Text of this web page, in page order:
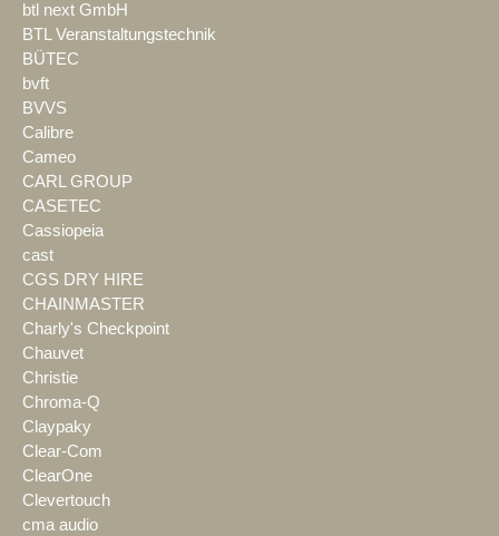
btl next GmbH
BTL Veranstaltungstechnik
BÜTEC
bvft
BVVS
Calibre
Cameo
CARL GROUP
CASETEC
Cassiopeia
cast
CGS DRY HIRE
CHAINMASTER
Charly's Checkpoint
Chauvet
Christie
Chroma-Q
Claypaky
Clear-Com
ClearOne
Clevertouch
cma audio